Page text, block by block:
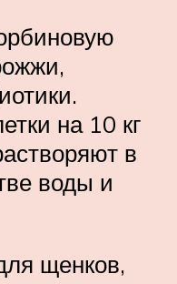
на 10 кг
в
воды и
щенков,